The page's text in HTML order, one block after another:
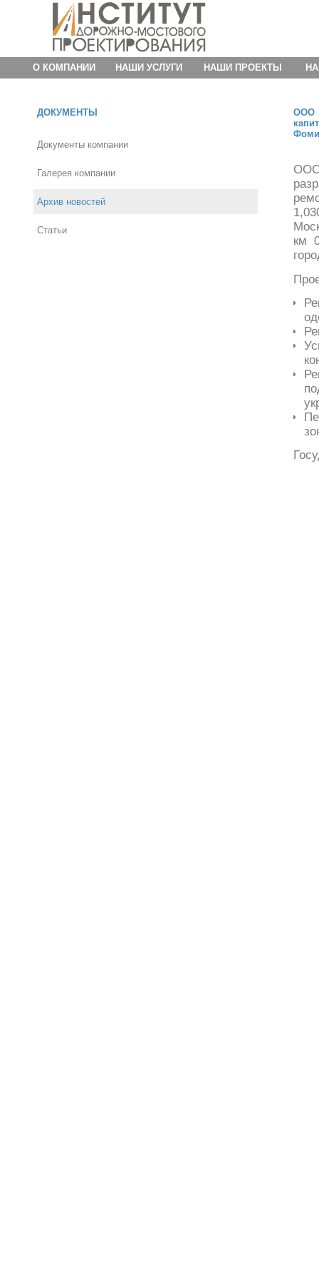
О КОМПАНИИ НАШИ УСЛУГИ НАШИ ПРОЕКТЫ
ДОКУМЕНТЫ
Документы компании
Галерея компании
Архив новостей
Статьи
ООО
км